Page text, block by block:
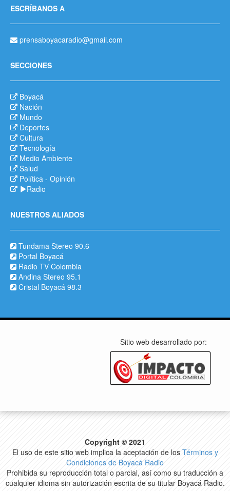
ESCRÍBANOS A
prensaboyacaradio@gmail.com
SECCIONES
Boyacá
Nación
Mundo
Deportes
Cultura
Tecnología
Medio Ambiente
Salud
Política - Opinión
Radio
NUESTROS ALIADOS
Tundama Stereo 90.6
Portal Boyacá
Radio TV Colombia
Andina Stereo 95.1
Cristal Boyacá 98.3
Sitio web desarrollado por:
Copyright © 2021
El uso de este sitio web implica la aceptación de los Términos y
Condiciones de Boyacá Radio
Prohibida su reproducción total o parcial, así como su traducción a
cualquier idioma sin autorización escrita de su titular Boyacá Radio.